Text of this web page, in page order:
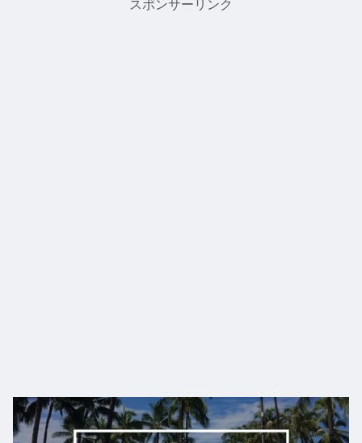
イア･キャリー ハワイコンサー
が、スタッフに聞いてみたとこ
スポンサーリンク